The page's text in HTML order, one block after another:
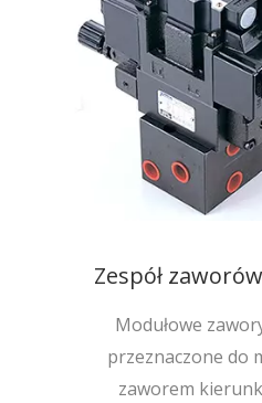
Zespół
Modułowe
przeznaczone do
zaworem